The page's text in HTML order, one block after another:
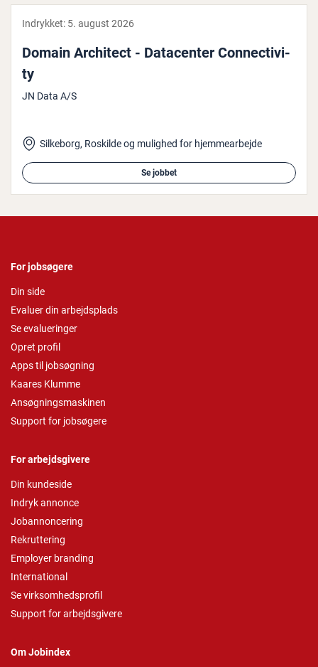
Indrykket: 5. august 2026
Domain Architect - Da­ta­cen­ter Con­necti­vi­
ty
JN Data A/S
Silkeborg, Roskilde og mulighed for hjemmearbejde
Se jobbet
For jobsøgere
Din side
Evaluer din arbejdsplads
Se evalueringer
Opret profil
Apps til jobsøgning
Kaares Klumme
Ansøgningsmaskinen
Support for jobsøgere
For arbejdsgivere
Din kundeside
Indryk annonce
Jobannoncering
Rekruttering
Employer branding
International
Se virksomhedsprofil
Support for arbejdsgivere
Om Jobindex